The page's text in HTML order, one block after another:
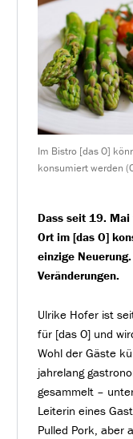
Im Bistro [das O]
konsumiert werden
Dass seit 19. Mai
Ort im [das O]
einzige
Veränderungen.
Ulrike Hofer ist
für [das O] und
Wohl der Gäste
jahrelang
gesammelt –
Leiterin eines
Pulled Pork, aber